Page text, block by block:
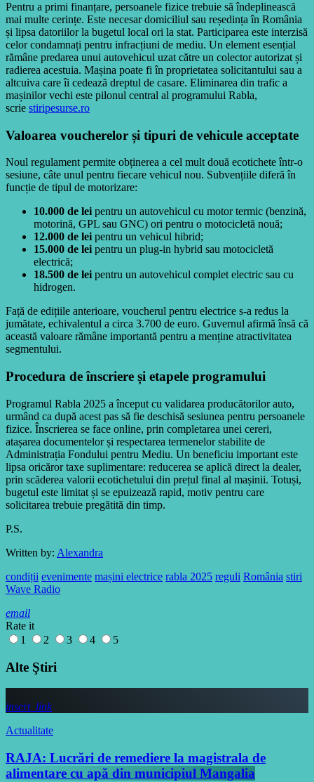
Pentru a primi finanțare, persoanele fizice trebuie să îndeplinească
mai multe cerințe. Este necesar domiciliul sau reședința în România
și lipsa datoriilor la bugetul local ori la stat. Participarea este interzisă
celor condamnați pentru infracțiuni de mediu. Un element esențial
rămâne predarea unui autovehicul uzat către un colector autorizat și
radierea acestuia. Mașina poate fi în proprietatea solicitantului sau a
altcuiva care îi cedează dreptul de casare. Eliminarea din trafic a
mașinilor vechi este pilonul central al programului Rabla,
scrie stiripesurse.ro
Valoarea voucherelor și tipuri de vehicule acceptate
Noul regulament permite obținerea a cel mult două ecotichete într-o
sesiune, câte unul pentru fiecare vehicul nou. Subvențiile diferă în
funcție de tipul de motorizare:
10.000 de lei pentru un autovehicul cu motor termic (benzină,
motorină, GPL sau GNC) ori pentru o motocicletă nouă;
12.000 de lei pentru un vehicul hibrid;
15.000 de lei pentru un plug-in hybrid sau motocicletă
electrică;
18.500 de lei pentru un autovehicul complet electric sau cu
hidrogen.
Față de edițiile anterioare, voucherul pentru electrice s-a redus la
jumătate, echivalentul a circa 3.700 de euro. Guvernul afirmă însă că
această valoare rămâne importantă pentru a menține atractivitatea
segmentului.
Procedura de înscriere și etapele programului
Programul Rabla 2025 a început cu validarea producătorilor auto,
urmând ca după acest pas să fie deschisă sesiunea pentru persoanele
fizice. Înscrierea se face online, prin completarea unei cereri,
atașarea documentelor și respectarea termenelor stabilite de
Administrația Fondului pentru Mediu. Un beneficiu important este
lipsa oricăror taxe suplimentare: reducerea se aplică direct la dealer,
prin scăderea valorii ecotichetului din prețul final al mașinii. Totuși,
bugetul este limitat și se epuizează rapid, motiv pentru care
solicitarea trebuie pregătită din timp.
P.S.
Written by: Alexandra
condiții evenimente mașini electrice rabla 2025 reguli România stiri
Wave Radio
email
Rate it
1
2 3 4 5
Alte Ştiri
insert_link
Actualitate
RAJA: Lucrări de remediere la magistrala de
alimentare cu apă din municipiul Mangalia